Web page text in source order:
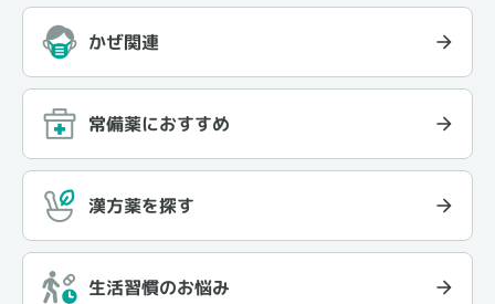
かぜ関連
常備薬におすすめ
漢方薬を探す
生活習慣のお悩み